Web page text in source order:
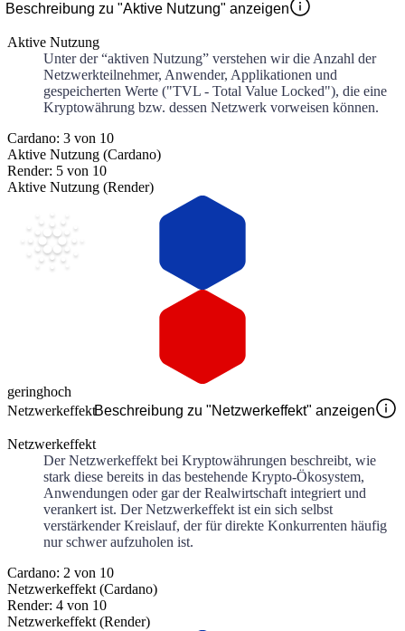
Beschreibung zu "Aktive Nutzung" anzeigen
Aktive Nutzung
Unter der “aktiven Nutzung” verstehen wir die Anzahl der
Netzwerkteilnehmer, Anwender, Applikationen und
gespeicherten Werte ("TVL - Total Value Locked"), die eine
Kryptowährung bzw. dessen Netzwerk vorweisen können.
Cardano: 3 von 10
Aktive Nutzung (Cardano)
Render: 5 von 10
Aktive Nutzung (Render)
geringhoch
NetzwerkeffektBeschreibung zu "Netzwerkeffekt" anzeigen
Netzwerkeffekt
Der Netzwerkeffekt bei Kryptowährungen beschreibt, wie
stark diese bereits in das bestehende Krypto-Ökosystem,
Anwendungen oder gar der Realwirtschaft integriert und
verankert ist. Der Netzwerkeffekt ist ein sich selbst
verstärkender Kreislauf, der für direkte Konkurrenten häufig
nur schwer aufzuholen ist.
Cardano: 2 von 10
Netzwerkeffekt (Cardano)
Render: 4 von 10
Netzwerkeffekt (Render)